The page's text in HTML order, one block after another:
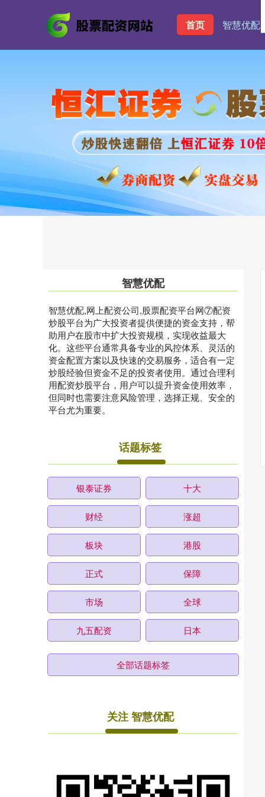
首页 智慧优配
智慧优配
智慧优配,网上配资公司,股票配资平台网⑦配资
炒股平台为广大投资者提供便捷的资金支持，帮
助用户在股市中扩大投资规模，实现收益最大
化。这些平台通常具备专业的风控体系、灵活的
资金配置方案以及快速的交易服务，适合有一定
炒股经验但资金不足的投资者使用。通过合理利
用配资炒股平台，用户可以提升资金使用效率，
但同时也需要注意风险管理，选择正规、安全的
平台尤为重要。
话题标签
银泰证券 十大
财经 涨超
板块 港股
正式 保障
市场 全球
九五配资 日本
全部话题标签
关注 智慧优配